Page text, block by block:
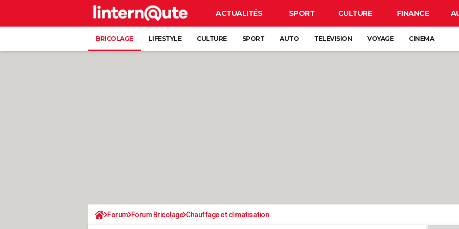
ACTUALITÉS SPORT CULTURE FINANCE
BRICOLAGE LIFESTYLE CULTURE SPORT AUTO TELEVISION VOYAGE CINEMA
Forum Forum Bricolage Chauffage et climatisation